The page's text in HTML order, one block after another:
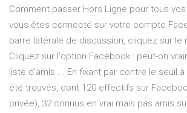
Comment passer Hors Ligne pour tous vos
vous êtes connecté sur votre compte
barre latérale de discussion, cliquez sur le
Cliquez sur l'option Facebook : peut-on
liste d’amis ... En fixant par contre le seuil
été trouvés, dont 120 effectifs sur
privée), 32 connus en vrai mais pas amis